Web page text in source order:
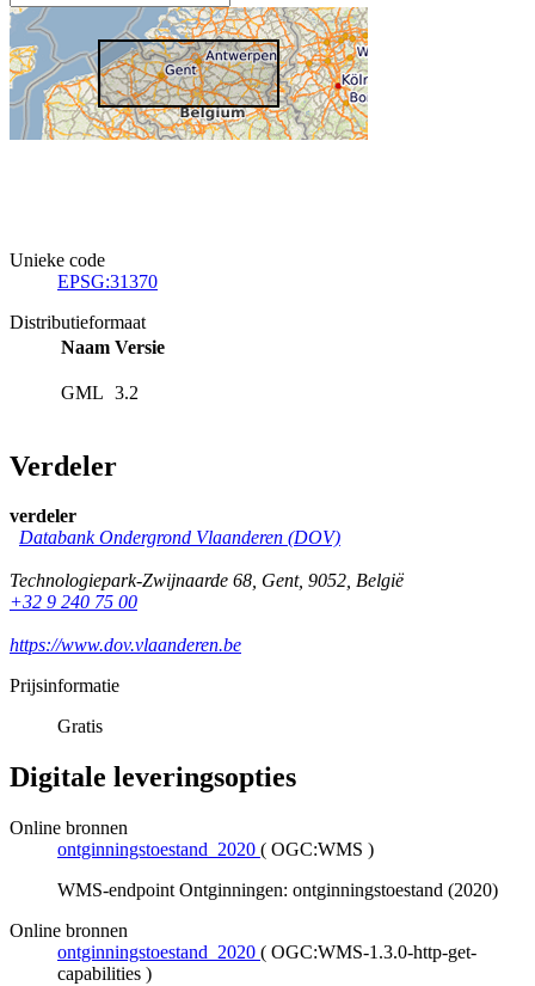
Unieke code
EPSG:31370
Distributieformaat
Naam Versie
GML 3.2
Verdeler
verdeler
Databank Ondergrond Vlaanderen (DOV)
Technologiepark-Zwijnaarde 68, Gent, 9052, België
+32 9 240 75 00
https://www.dov.vlaanderen.be
Prijsinformatie
Gratis
Digitale leveringsopties
Online bronnen
ontginningstoestand_2020 ( OGC:WMS )
WMS-endpoint Ontginningen: ontginningstoestand (2020)
Online bronnen
ontginningstoestand_2020 ( OGC:WMS-1.3.0-http-get-
capabilities )